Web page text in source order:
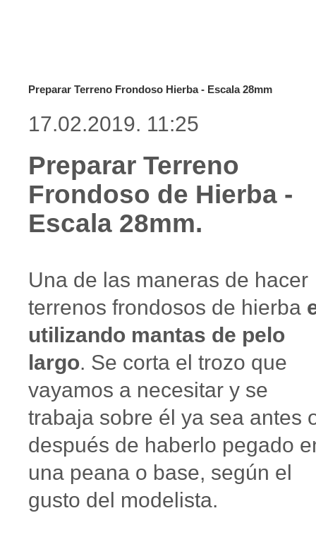
Preparar Terreno Frondoso Hierba - Escala 28mm
17.02.2019. 11:25
Preparar Terreno
Frondoso de Hierba -
Escala 28mm.
Una de las maneras de hacer
terrenos frondosos de hierba
utilizando mantas de pelo
largo. Se corta el trozo que
vayamos a necesitar y se
trabaja sobre él ya sea antes
después de haberlo pegado
una peana o base, según el
gusto del modelista.